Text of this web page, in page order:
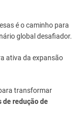
é o caminho para
global desafiador.
ativa da expansão
transformar
de redução de